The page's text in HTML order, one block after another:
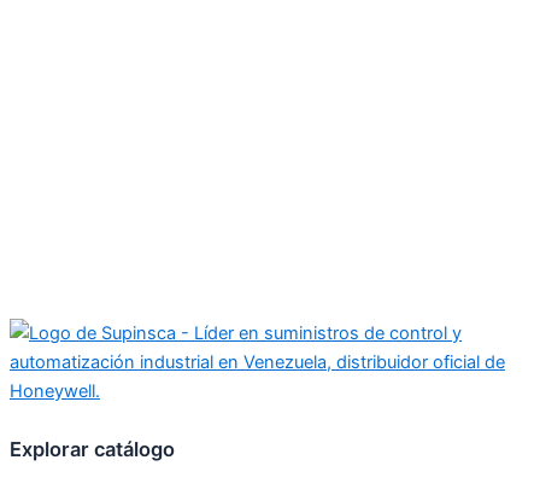
Explorar catálogo